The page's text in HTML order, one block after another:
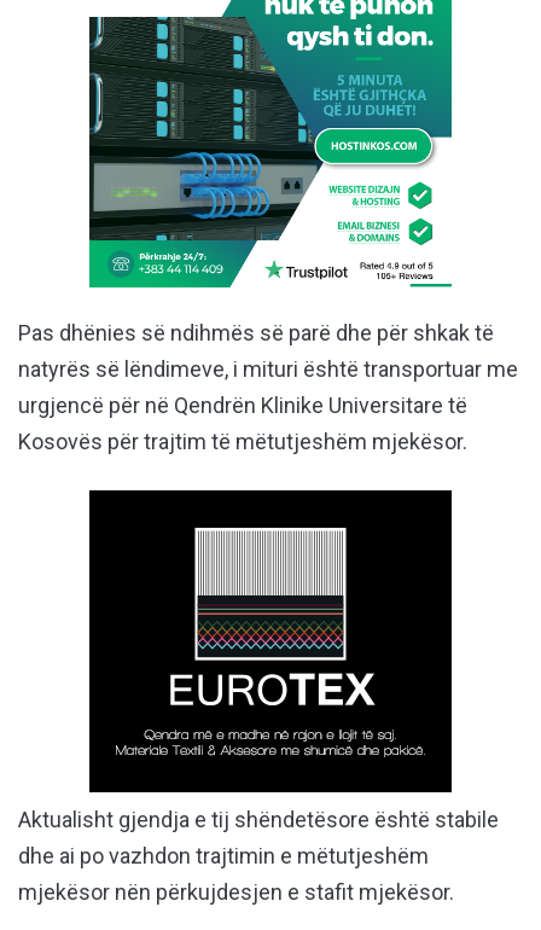
Pas dhënies së ndihmës së parë dhe për shkak të
natyrës së lëndimeve, i mituri është transportuar me
urgjencë për në Qendrën Klinike Universitare të
Kosovës për trajtim të mëtutjeshëm mjekësor.
Aktualisht gjendja e tij shëndetësore është stabile
dhe ai po vazhdon trajtimin e mëtutjeshëm
mjekësor nën përkujdesjen e stafit mjekësor.